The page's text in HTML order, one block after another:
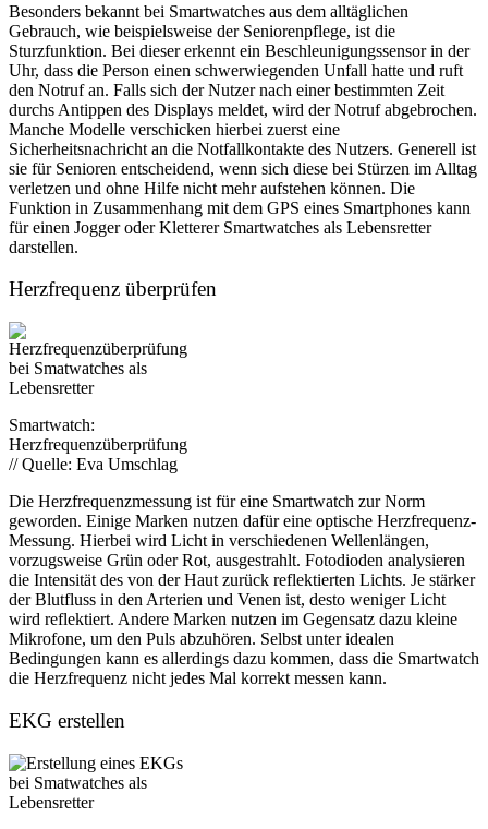
Besonders bekannt bei Smartwatches aus dem alltäglichen
Gebrauch, wie beispielsweise der Seniorenpflege, ist die
Sturzfunktion. Bei dieser erkennt ein Beschleunigungssensor in der
Uhr, dass die Person einen schwerwiegenden Unfall hatte und ruft
den Notruf an. Falls sich der Nutzer nach einer bestimmten Zeit
durchs Antippen des Displays meldet, wird der Notruf abgebrochen.
Manche Modelle verschicken hierbei zuerst eine
Sicherheitsnachricht an die Notfallkontakte des Nutzers. Generell ist
sie für Senioren entscheidend, wenn sich diese bei Stürzen im Alltag
verletzen und ohne Hilfe nicht mehr aufstehen können. Die
Funktion in Zusammenhang mit dem GPS eines Smartphones kann
für einen Jogger oder Kletterer Smartwatches als Lebensretter
darstellen.
Herzfrequenz überprüfen
Smartwatch:
Herzfrequenzüberprüfung
// Quelle: Eva Umschlag
Die Herzfrequenzmessung ist für eine Smartwatch zur Norm
geworden. Einige Marken nutzen dafür eine optische Herzfrequenz-
Messung. Hierbei wird Licht in verschiedenen Wellenlängen,
vorzugsweise Grün oder Rot, ausgestrahlt. Fotodioden analysieren
die Intensität des von der Haut zurück reflektierten Lichts. Je stärker
der Blutfluss in den Arterien und Venen ist, desto weniger Licht
wird reflektiert. Andere Marken nutzen im Gegensatz dazu kleine
Mikrofone, um den Puls abzuhören. Selbst unter idealen
Bedingungen kann es allerdings dazu kommen, dass die Smartwatch
die Herzfrequenz nicht jedes Mal korrekt messen kann.
EKG erstellen